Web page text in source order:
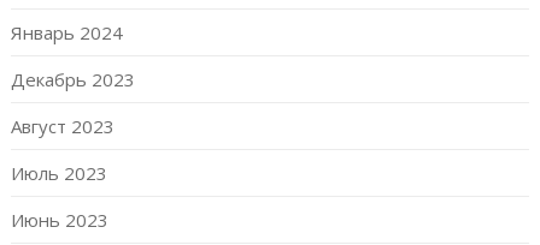
Январь 2024
Декабрь 2023
Август 2023
Июль 2023
Июнь 2023